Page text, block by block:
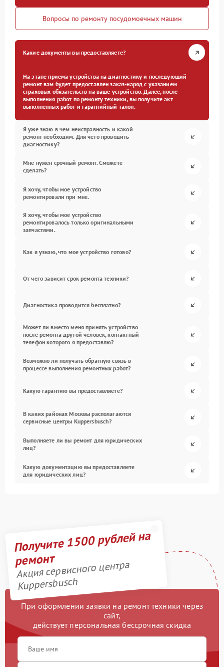
Вопросы по ремонту посудомоечных машин
Какие документы вы предоставляете?
На этапе приема устройства на диагностику и последующий
ремонт вам будет предоставлен заказ-наряд с указанием
страховых обязательств на ваше устройство. Далее, после
выполнения работ по ремонту техники, вы получите акт
выполненных работ и гарантийный талон.
Я уже знаю в чем неисправность и какой
ремонт необходим. Для чего проводить
диагностику?
Мне нужен срочный ремонт. Сможете
сделать?
Я хочу, чтобы мое устройство
ремонтировали при мне.
Я хочу, чтобы мое устройство
ремонтировалось только оригинальными
запчастями.
Как я узнаю, что мое устройство готово?
От чего зависит срок ремонта техники?
Диагностика проводится бесплатно?
Может ли вместо меня принять устройство
после ремонта другой человек, контактный
телефон которого я предоставлю?
Возможно ли получать обратную связь в
процессе выполнения ремонтных работ?
Какую гарантию вы предоставляете?
В каких районах Москвы располагаются
сервисные центры Kuppersbusch?
Выполняете ли вы ремонт для юридических
лиц?
Какую документацию вы предоставляете
для юридических лиц?
Получите 1500 рублей на
ремонт
Акция сервисного центра
Kuppersbusch
При оформлении заявки на ремонт техники через
сайт,
действует персональная бессрочная скидка